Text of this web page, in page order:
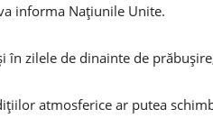
informa Națiunile Unite.
în zilele de dinainte de
atmosferice ar putea